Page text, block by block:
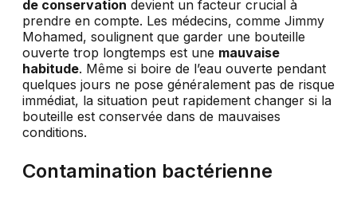
de conservation devient un facteur crucial à
prendre en compte. Les médecins, comme Jimmy
Mohamed, soulignent que garder une bouteille
ouverte trop longtemps est une mauvaise
habitude. Même si boire de l’eau ouverte pendant
quelques jours ne pose généralement pas de risque
immédiat, la situation peut rapidement changer si la
bouteille est conservée dans de mauvaises
conditions.
Contamination bactérienne